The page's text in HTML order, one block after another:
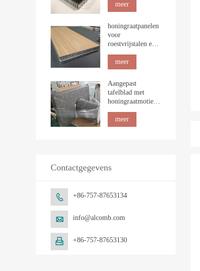
meer
honingraatpanelen
voor
roestvrijstalen en
tafelbladen
meer
Aangepast
tafelblad met
honingraatmotief
marmer
meer
Contactgegevens
 +86-757-87653134
 info@alcomb.com
 +86-757-87653130